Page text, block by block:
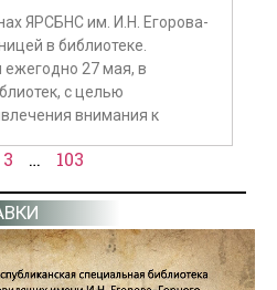
ЯРСБНС им. И.Н. Егорова-
в библиотеке.
ежегодно 27 мая, в
с целью
внимания к
3 … 103